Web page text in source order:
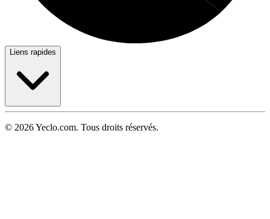
Liens rapides
© 2026 Yeclo.com. Tous droits réservés.